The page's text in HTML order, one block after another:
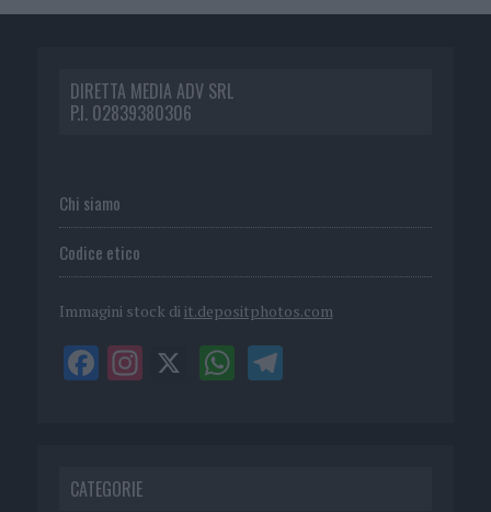
DIRETTA MEDIA ADV SRL
P.I. 02839380306
Chi siamo
Codice etico
Immagini stock di it.depositphotos.com
CATEGORIE